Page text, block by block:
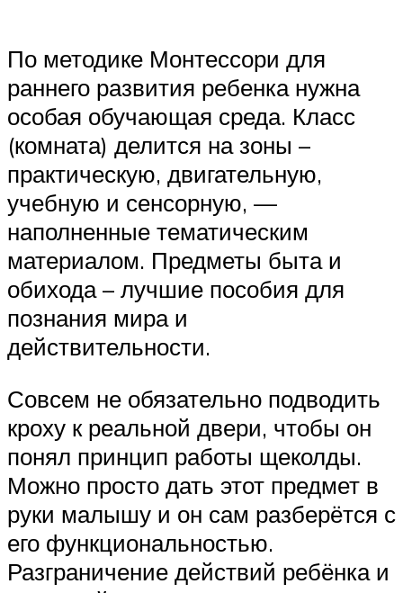
По методике Монтессори для
раннего развития ребенка нужна
особая обучающая среда. Класс
(комната) делится на зоны –
практическую, двигательную,
учебную и сенсорную, —
наполненные тематическим
материалом. Предметы быта и
обихода – лучшие пособия для
познания мира и
действительности.
Совсем не обязательно подводить
кроху к реальной двери, чтобы он
понял принцип работы щеколды.
Можно просто дать этот предмет в
руки малышу и он сам разберётся с
его функциональностью.
Разграничение действий ребёнка и